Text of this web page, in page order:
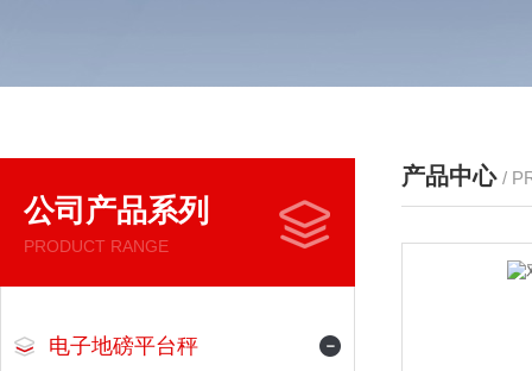
公司产品系列
PRODUCT RANGE
电子地磅平台秤
产品中心 /